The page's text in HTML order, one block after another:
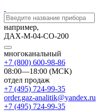
например,
ДАХ-М-04-СО-200
многоканальный
+7 (800) 600-98-86
08:00—18:00 (МСК)
отдел продаж
+7 (495) 724-99-35
order.gaz-analitik@yandex.ru
+7 (495) 724-99-35